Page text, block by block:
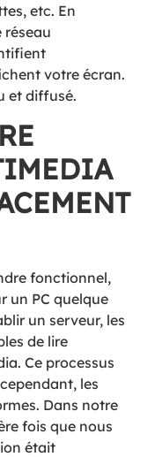
etc. En
votre écran.
et diffusé.
fonctionnel,
un PC quelque
un serveur, les
de lire
Ce processus
les
Dans notre
fois que nous
était